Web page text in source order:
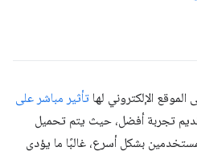
الإلكتروني لها تأثير مباشر على
تجربة أفضل، حيث يتم تحميل
بشكل أسرع، غالبًا ما يؤدي